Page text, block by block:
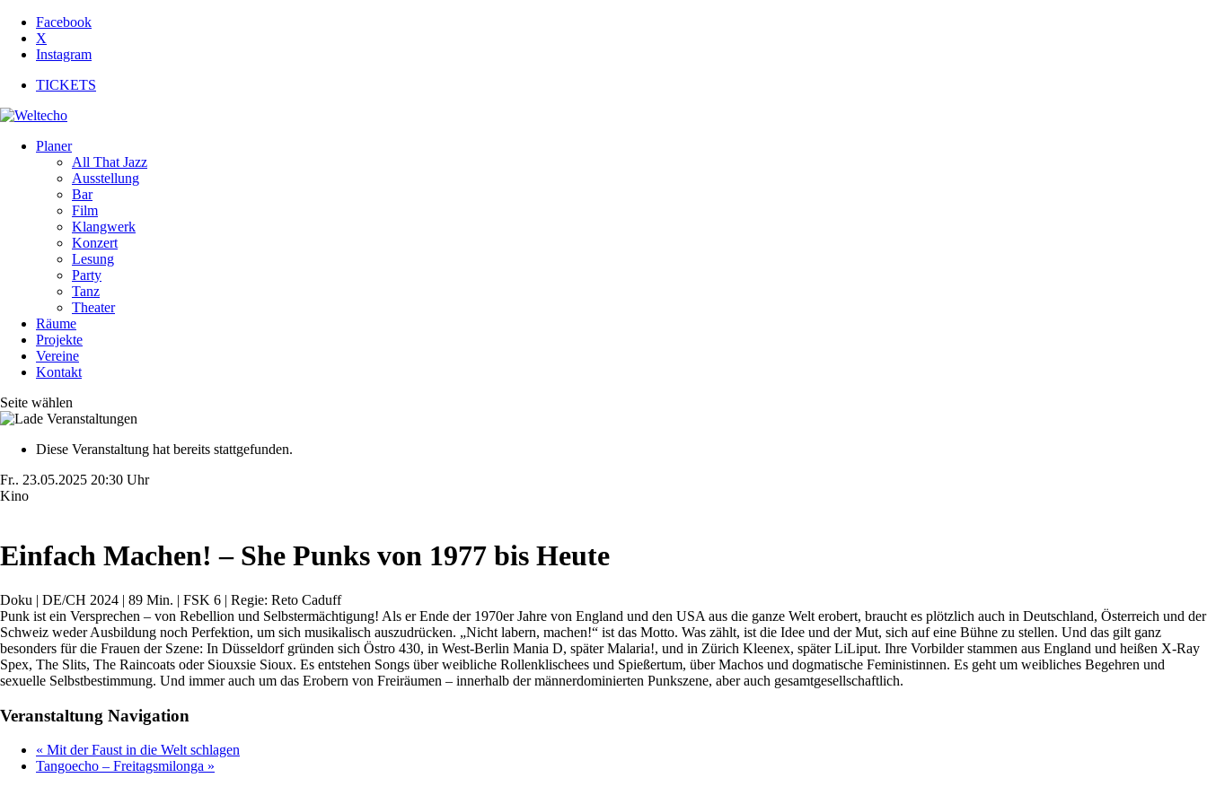
Facebook
X
Instagram
TICKETS
Planer
All That Jazz
Ausstellung
Bar
Film
Klangwerk
Konzert
Lesung
Party
Tanz
Theater
Räume
Projekte
Vereine
Kontakt
Seite wählen
Diese Veranstaltung hat bereits stattgefunden.
Fr.. 23.05.2025 20:30 Uhr
Kino
Einfach Machen! – She Punks von 1977 bis Heute
Doku | DE/CH 2024 | 89 Min. | FSK 6 | Regie: Reto Caduff
Punk ist ein Versprechen – von Rebellion und Selbstermächtigung! Als er Ende der 1970er Jahre von England und den USA aus die ganze Welt erobert, braucht es plötzlich auch in Deutschland, Österreich und der
Schweiz weder Ausbildung noch Perfektion, um sich musikalisch auszudrücken. „Nicht labern, machen!“ ist das Motto. Was zählt, ist die Idee und der Mut, sich auf eine Bühne zu stellen. Und das gilt ganz
besonders für die Frauen der Szene: In Düsseldorf gründen sich Östro 430, in West-Berlin Mania D, später Malaria!, und in Zürich Kleenex, später LiLiput. Ihre Vorbilder stammen aus England und heißen X-Ray
Spex, The Slits, The Raincoats oder Siouxsie Sioux. Es entstehen Songs über weibliche Rollenklischees und Spießertum, über Machos und dogmatische Feministinnen. Es geht um weibliches Begehren und
sexuelle Selbstbestimmung. Und immer auch um das Erobern von Freiräumen – innerhalb der männerdominierten Punkszene, aber auch gesamtgesellschaftlich.
Veranstaltung Navigation
« Mit der Faust in die Welt schlagen
Tangoecho – Freitagsmilonga »